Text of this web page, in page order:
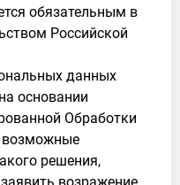
обязательным в
Российской
данных
основании
Обработки
возможные
решения,